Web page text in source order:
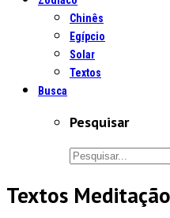
Chinês
Egípcio
Solar
Textos
Busca
Pesquisar
Textos Meditação